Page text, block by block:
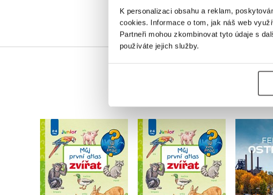
K personalizaci obsahu a reklam,
cookies. Informace o tom, jak náš web
Partneři mohou zkombinovat tyto údaje s
používáte jejich služby.
Můj první atlas zvířat
Anne Möllerová
Můj první atlas zvířat
Anne Möllerová Tomáš